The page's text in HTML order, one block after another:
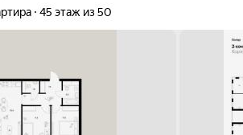
45 этаж из 50